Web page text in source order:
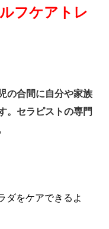
フケアトレ
の合間に自分や家族
。セラピストの専門
ダをケアできるよ